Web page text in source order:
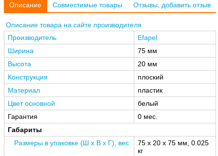
Описание Совместимые товары Отзывы, добавить отзыв
Описание товара на сайте производителя
Производитель
Efapel
Ширина
75 мм
Высота
20 мм
Конструкция
плоский
Материал
пластик
Цвет основной
белый
Гарантия
0 мес.
Габариты
Размеры в упаковке (Ш x В x Г), вес
75 x 20 x 75 мм, 0.025
кг